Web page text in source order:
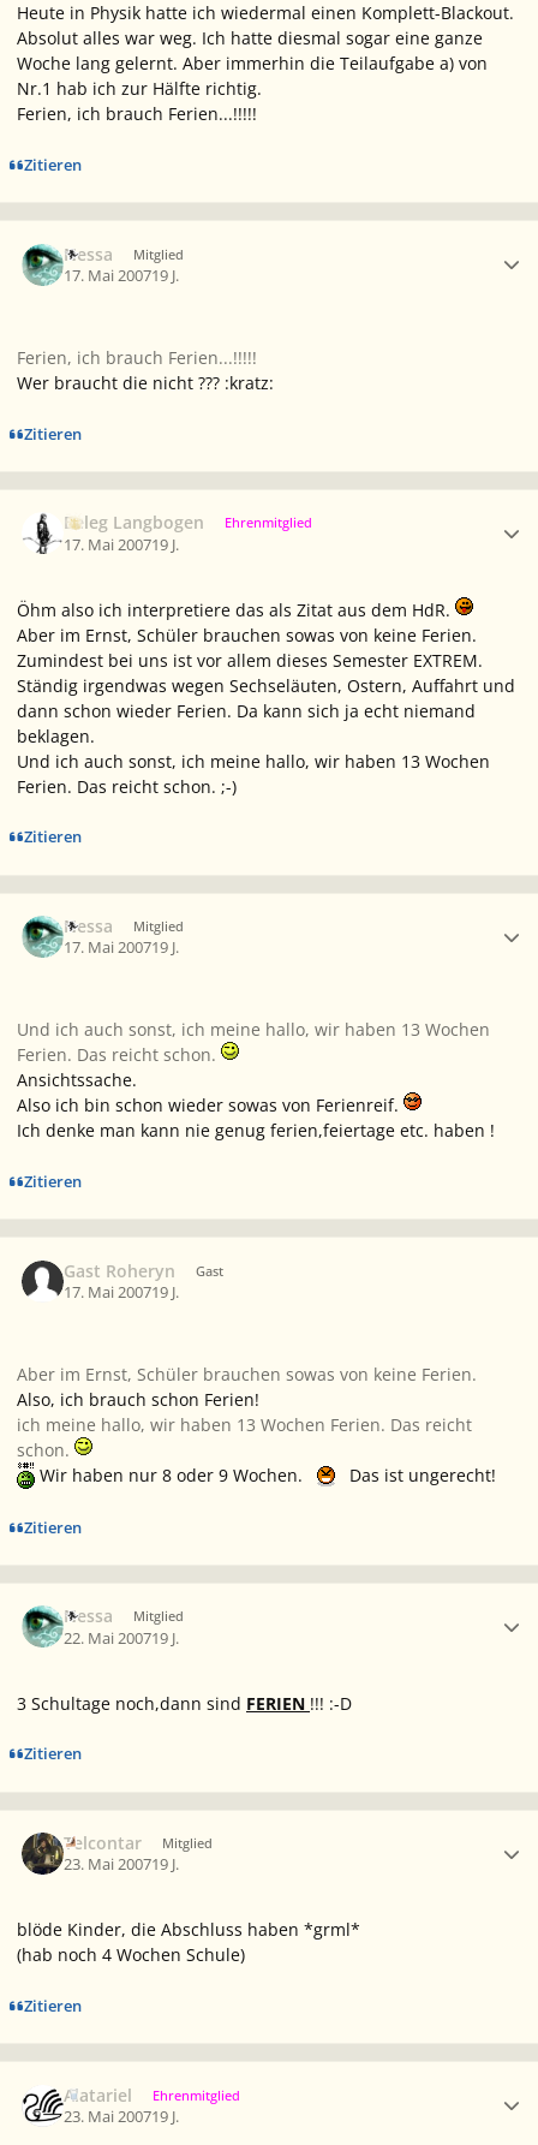
Heute in Physik hatte ich wiedermal einen Komplett-Blackout.
Absolut alles war weg. Ich hatte diesmal sogar eine ganze
Woche lang gelernt. Aber immerhin die Teilaufgabe a) von
Nr.1 hab ich zur Hälfte richtig.
Ferien, ich brauch Ferien...!!!!!
Zitieren
Nessa Mitglied
17. Mai 200719 J.
Ferien, ich brauch Ferien...!!!!!
Wer braucht die nicht ??? :kratz:
Zitieren
Beleg Langbogen Ehrenmitglied
17. Mai 200719 J.
Öhm also ich interpretiere das als Zitat aus dem HdR.
Aber im Ernst, Schüler brauchen sowas von keine Ferien.
Zumindest bei uns ist vor allem dieses Semester EXTREM.
Ständig irgendwas wegen Sechseläuten, Ostern, Auffahrt und
dann schon wieder Ferien. Da kann sich ja echt niemand
beklagen.
Und ich auch sonst, ich meine hallo, wir haben 13 Wochen
Ferien. Das reicht schon. ;-)
Zitieren
Nessa Mitglied
17. Mai 200719 J.
Und ich auch sonst, ich meine hallo, wir haben 13 Wochen
Ferien. Das reicht schon.
Ansichtssache.
Also ich bin schon wieder sowas von Ferienreif.
Ich denke man kann nie genug ferien,feiertage etc. haben !
Zitieren
Gast Roheryn Gast
17. Mai 200719 J.
Aber im Ernst, Schüler brauchen sowas von keine Ferien.
Also, ich brauch schon Ferien!
ich meine hallo, wir haben 13 Wochen Ferien. Das reicht
schon.
Wir haben nur 8 oder 9 Wochen.
Das ist ungerecht!
Zitieren
Nessa Mitglied
22. Mai 200719 J.
3 Schultage noch,dann sind FERIEN !!! :-D
Zitieren
Telcontar Mitglied
23. Mai 200719 J.
blöde Kinder, die Abschluss haben *grml*
(hab noch 4 Wochen Schule)
Zitieren
Alatariel Ehrenmitglied
23. Mai 200719 J.